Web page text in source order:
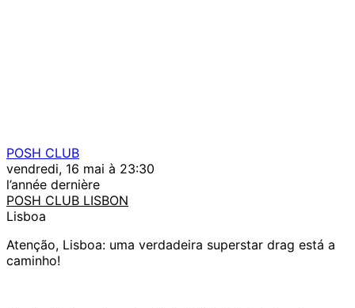
POSH CLUB
vendredi, 16 mai à 23:30
l’année dernière
POSH CLUB LISBON
Lisboa
Atenção, Lisboa: uma verdadeira superstar drag está a
caminho!